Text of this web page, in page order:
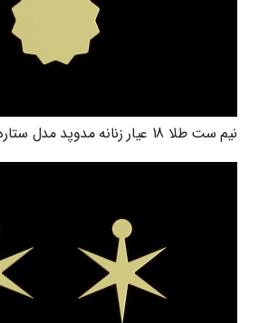
نیم ست طلا 18 عیار زنانه مدوپد مدل ستاره کد NA15587